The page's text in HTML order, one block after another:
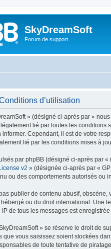
SkyDreamSoft
Forum de support
d’utilisation
» (désigné ci-après par «
légalement lié par toutes les
Cependant, il est de votre
lié par les conditions mises à
par phpBB (désigné ci-après par
v2 » (désignée ci-après par «
ou des comportements autorisés ou
publier de contenu abusif,
ou du droit international. Une
IP de tous les messages est
» se réserve le droit de
que vous saisissez soient stockées
de toute tentative de